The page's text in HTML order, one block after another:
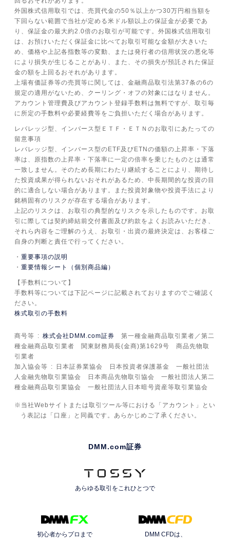
外国株式信用取引では、売買代金の50％以上かつ30万円相当額を
下回らない範囲で当社が定める米ドル額以上の保証金が必要であ
り、保証金の最大約2.0倍のお取引が可能です。外国株式信用取引
は、お預けいただく保証金に比べてお取引可能な金額が大きいた
め、価格や上記各指数等の変動、または発行者の信用状況の悪化等
により損失が生じることがあり、また、その損失が預託された保証
金の額を上回るおそれがあります。
上場有価証券等の売買等に関しては、金融商品取引法第37条の6の
規定の適用がないため、クーリング・オフの対象にはなりません。
アカウント管理費及びアカウント登録手数料は無料ですが、取引毎
に所定の手数料や必要経費等をご負担いただく場合があります。
レバレッジ型、インバース型ＥＴＦ・ＥＴＮのお取引にあたっての
留意事項
レバレッジ型、インバース型のETF及びETNの価額の上昇率・下落
率は、原指数の上昇率・下落率に一定の倍率を乗じたものとは通常
一致しません。そのため長期にわたり継続することにより、期待し
た投資成果が得られないおそれがあるため、中長期間的な投資の目
的に適合しない場合があります。また投資対象物や投資手法により
銘柄固有のリスクが存在する場合があります。
上記のリスクは、お取引の典型的なリスクを示したものです。お取
引に際しては契約締結前交付書面及び約款をよくお読みいただき、
それら内容をご理解のうえ、お取引・出資の最終決定は、お客様ご
自身の判断と責任で行ってください。
重要事項の説明
重要情報シート（個別商品編）
【手数料について】
手数料等については下記ページに記載されておりますのでご確認く
ださい。
株式取引の手数料
商号等 株式会社DMM.com証券 第一種金融商品取引業者／第二
種金融商品取引業者 関東財務局長(金商)第1629号 商品先物取
引業者
加入協会等
日本証券業協会 日本投資者保護基金 一般社団法
人金融先物取引業協会 日本商品先物取引協会 一般社団法人第二
種金融商品取引業協会 一般社団法人日本暗号資産等取引業協会
当社Webサイトまたは取引ツール等における「アカウント」とい
う表記は「口座」と同義です。あらかじめご了承ください。
DMM.com証券
あらゆる取引をこれひとつで
初心者からプロまで DMM CFDは、